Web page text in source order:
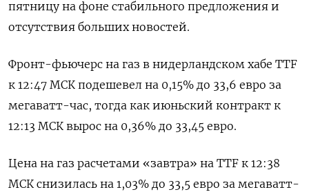
пятницу на фоне стабильного предложения и
отсутствия больших новостей.
Фронт-фьючерс на газ в нидерландском хабе TTF
к 12:47 МСК подешевел на 0,15% до 33,6 евро за
мегаватт-час, тогда как июньский контракт к
12:13 МСК вырос на 0,36% до 33,45 евро.
Цена на газ расчетами «завтра» на TTF к 12:38
МСК снизилась на 1,03% до 33,5 евро за мегаватт-